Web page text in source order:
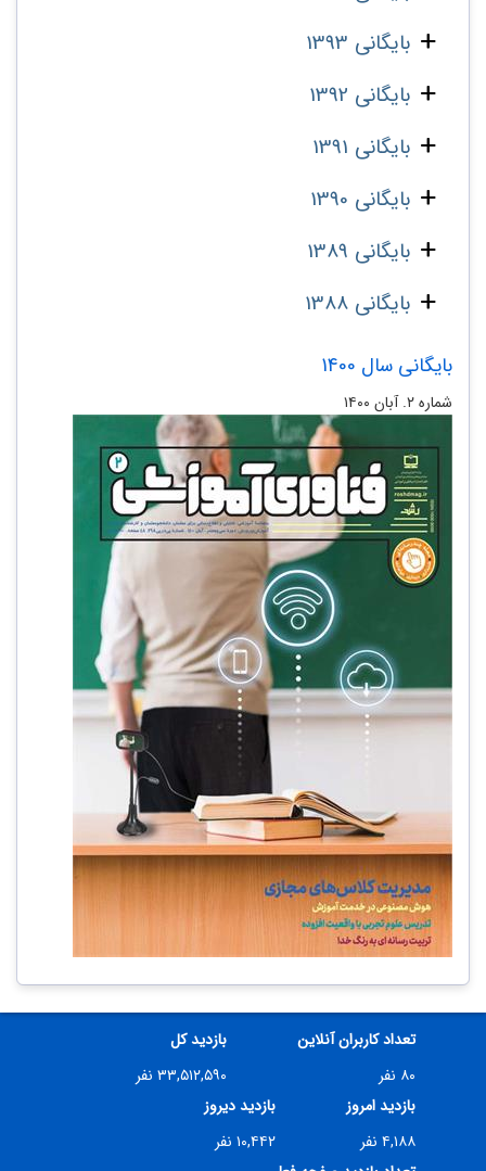
بایگانی 1393
بایگانی 1392
بایگانی 1391
بایگانی 1390
بایگانی 1389
بایگانی 1388
بایگانی سال 1400
شماره ۲. آبان ۱۴۰۰
تعداد کاربران آنلاین
۸۰ نفر
بازدید کل
۳۳,۵۱۲,۵۹۰ نفر
بازدید امروز
۴,۱۸۸ نفر
بازدید دیروز
۱۰,۴۴۲ نفر